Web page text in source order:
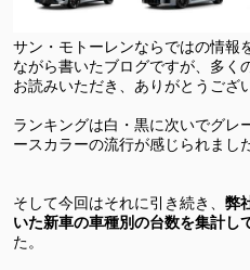
サン・モトーレンならではの情報
ながら書いたブログですが、多く
お読みいただき、ありがとうござ
ランキングは白・黒に次いでグレ
ースカラーの流行が感じられまし
そして今回はそれに引き続き、 弊
いた新車の車種別の台数を集計し
た。